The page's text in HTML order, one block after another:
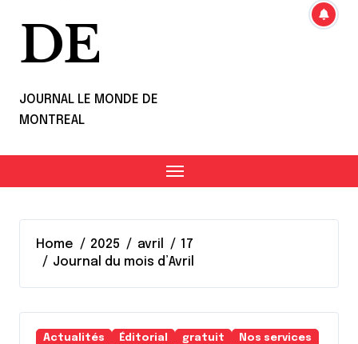
DE
JOURNAL LE MONDE DE
MONTREAL
Home 2025 avril
17
Journal du mois d’Avril
Actualités Éditorial gratuit
Nos services